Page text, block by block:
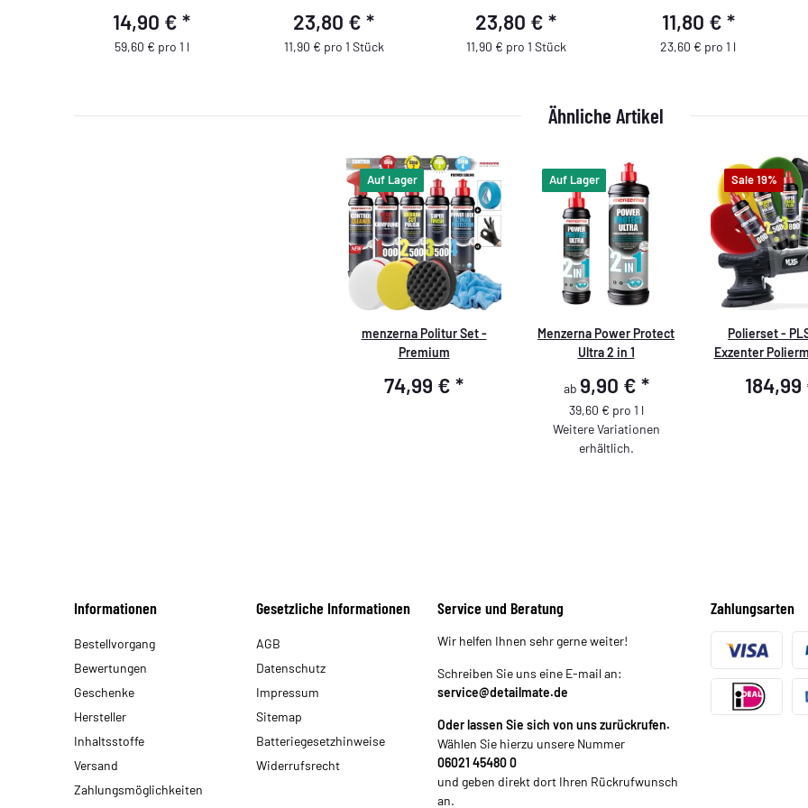
14,90 €*
59,60 € pro 1 l
23,80 €*
11,90 € pro 1 Stück
23,80 €*
11,90 € pro 1 Stück
11,80 € *
23,60 € pro 1 l
Ähnliche Artikel
Auf Lager
menzerna Politur Set -
Premium
74,99 € *
Auf Lager
Menzerna Power Protect
Ultra 2 in 1
ab 9,90 € *
39,60 € pro 1 l
Weitere Variationen
erhältlich.
Sale 19%
Polierset -
Exzenter
184,99
Informationen
Bestellvorgang
Bewertungen
Geschenke
Hersteller
Inhaltsstoffe
Versand
Zahlungsmöglichkeiten
Gesetzliche Informationen
AGB
Datenschutz
Impressum
Sitemap
Batteriegesetzhinweise
Widerrufsrecht
Service und Beratung
Wir helfen Ihnen sehr gerne weiter!
Schreiben Sie uns eine E-mail an:
service@detailmate.de
Oder lassen Sie sich von uns zurückrufen.
Wählen Sie hierzu unsere Nummer
06021 45480 0
und geben direkt dort Ihren Rückrufwunsch
an.
Zahlungsarten